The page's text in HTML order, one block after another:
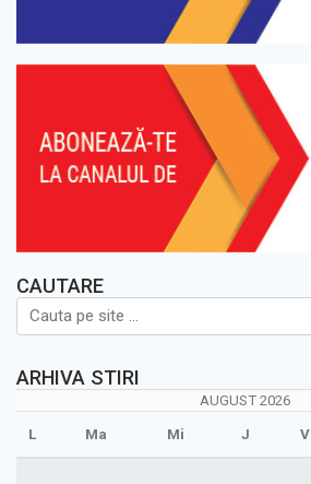
CAUTARE
ARHIVA STIRI
AUGUST 2026
L Ma Mi J V